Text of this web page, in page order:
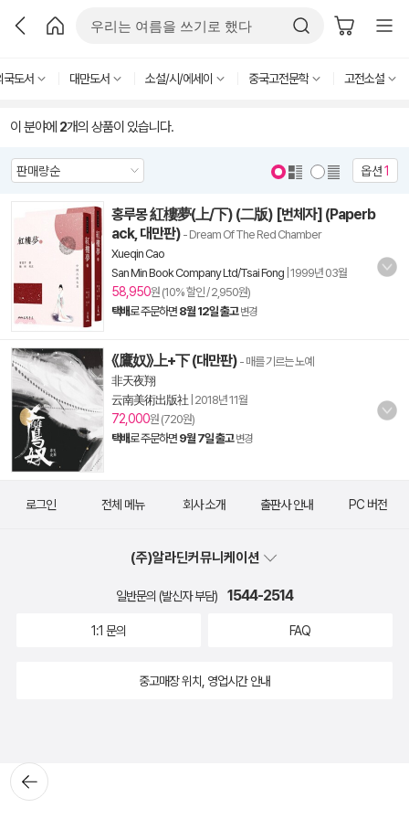
국도서 대만도서 소설/시/에세이 중국고전문학 고전소설
이 분야에 2개의 상품이 있습니다.
옵션1
홍루몽 紅樓夢(上/下) (二版) [번체자] (Paperb
ack, 대만판) - Dream Of The Red Chamber
Xueqin Cao
San Min Book Company Ltd/Tsai Fong 1999년 03월
58,950원 (10% 할인 / 2,950원)
택배로 주문하면 8월 12일 출고 변경
《鷹奴》上+下 (대만판) - 매를 기르는 노예
非天夜翔
云南美術出版社 2018년 11월
72,000원 (720원)
택배로 주문하면 9월 7일 출고 변경
뒤로가
기
로그인 전체 메뉴 회사 소개 출판사 안내 PC 버전
(주)알라딘커뮤니케이션
일반문의 (발신자 부담) 1544-2514
1:1 문의 FAQ
중고매장 위치, 영업시간 안내